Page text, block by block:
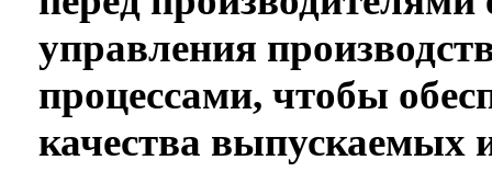
управления
процессами, чтобы
качества выпускаемых